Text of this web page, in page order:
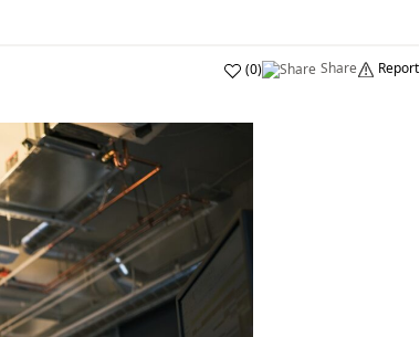
(0) Share Report